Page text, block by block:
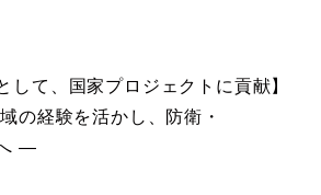
して、国家プロジェクトに貢献】
の経験を活かし、防衛・
―